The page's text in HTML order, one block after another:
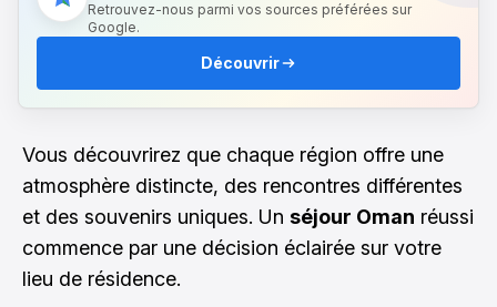
Retrouvez-nous parmi vos sources préférées sur
Google.
Découvrir
Vous découvrirez que chaque région offre une
atmosphère distincte, des rencontres différentes
et des souvenirs uniques. Un séjour Oman réussi
commence par une décision éclairée sur votre
lieu de résidence.